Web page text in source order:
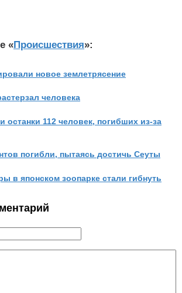
«Происшествия»:
новое землетрясение
человека
останки 112 человек, погибших из‑за
погибли, пытаясь достичь Сеуты
в японском зоопарке стали гибнуть